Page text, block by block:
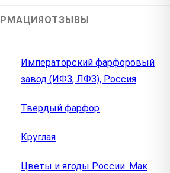
ОТЗЫВЫ
Императорский фарфоровый
завод (ИФЗ, ЛФЗ), Россия
Твердый фарфор
Круглая
Цветы и ягоды России. Мак